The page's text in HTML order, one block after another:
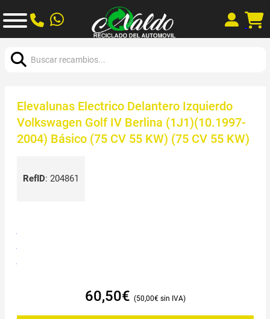
Elevalunas Electrico Delantero Izquierdo
Volkswagen Golf IV Berlina (1J1)(10.1997-
2004) Básico (75 CV 55 KW) (75 CV 55 KW)
RefID: 204861
60,50€ 50,00€